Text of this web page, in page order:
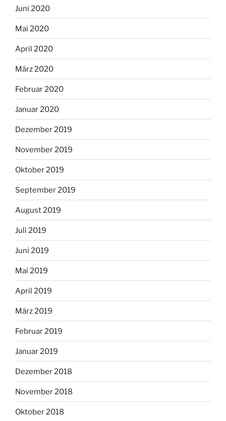
Juni 2020
Mai 2020
April 2020
März 2020
Februar 2020
Januar 2020
Dezember 2019
November 2019
Oktober 2019
September 2019
August 2019
Juli 2019
Juni 2019
Mai 2019
April 2019
März 2019
Februar 2019
Januar 2019
Dezember 2018
November 2018
Oktober 2018